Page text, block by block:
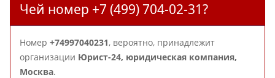
Чей номер +7 (499) 704-02-31?
Номер +74997040231, вероятно, принадлежит
организации Юрист-24, юридическая компания,
Москва.